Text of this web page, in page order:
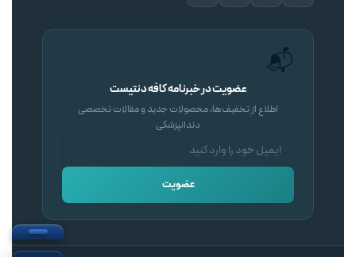
📬
عضویت در خبرنامه کافه دنتیست
اطلاع از تخفیف‌ها، محصولات جدید و مقالات تخصصی
دندانپزشکی
عضویت